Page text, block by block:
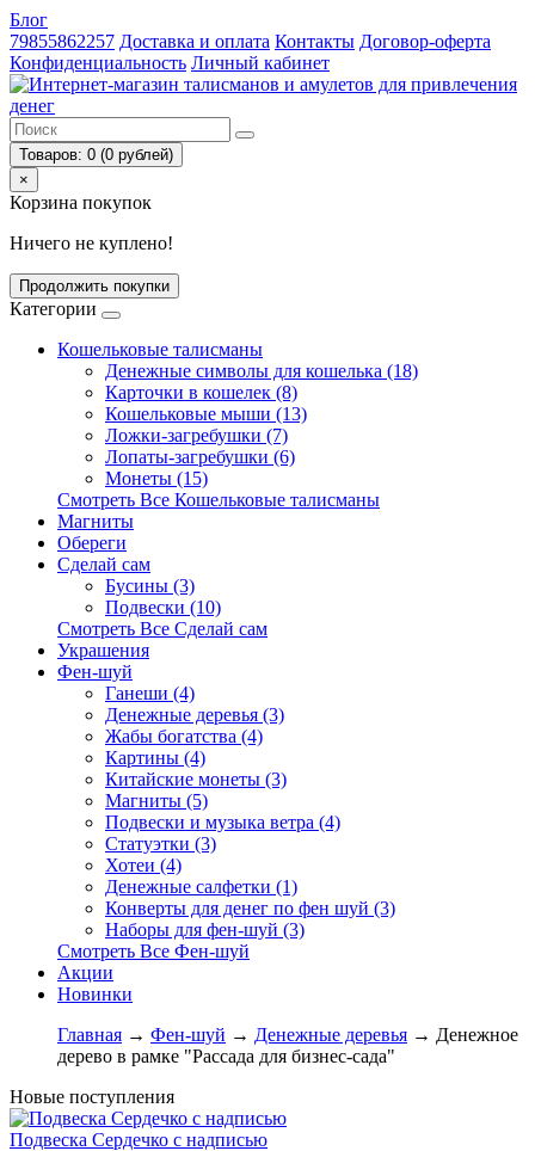
Блог
79855862257 Доставка и оплата Контакты Договор-оферта
Конфиденциальность Личный кабинет
Товаров: 0 (0 рублей)
×
Корзина покупок
Ничего не куплено!
Продолжить покупки
Категории
Кошельковые талисманы
Денежные символы для кошелька (18)
Карточки в кошелек (8)
Кошельковые мыши (13)
Ложки-загребушки (7)
Лопаты-загребушки (6)
Монеты (15)
Смотреть Все Кошельковые талисманы
Магниты
Обереги
Сделай сам
Бусины (3)
Подвески (10)
Смотреть Все Сделай сам
Украшения
Фен-шуй
Ганеши (4)
Денежные деревья (3)
Жабы богатства (4)
Картины (4)
Китайские монеты (3)
Магниты (5)
Подвески и музыка ветра (4)
Статуэтки (3)
Хотеи (4)
Денежные салфетки (1)
Конверты для денег по фен шуй (3)
Наборы для фен-шуй (3)
Смотреть Все Фен-шуй
Акции
Новинки
Главная → Фен-шуй → Денежные деревья → Денежное
дерево в рамке "Рассада для бизнес-сада"
Новые поступления
Подвеска Сердечко с надписью